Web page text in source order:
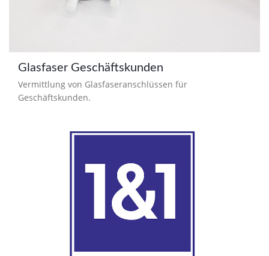
Glasfaser Geschäftskunden
Vermittlung von Glasfaseranschlüssen für
Geschäftskunden.